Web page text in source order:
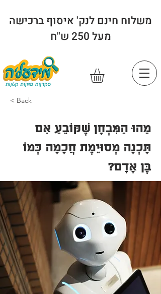
משלוח חינם לנק' איסוף ברכישה
מעל 250 ש"ח
< Back
מַהוּ הַמִּבְחָן שֶׁקּוֹבֵעַ אִם
תָּכְנָה מְסוּיֵמֶת חֲכָמָה כְּמוֹ
בֶּן אָדָם?